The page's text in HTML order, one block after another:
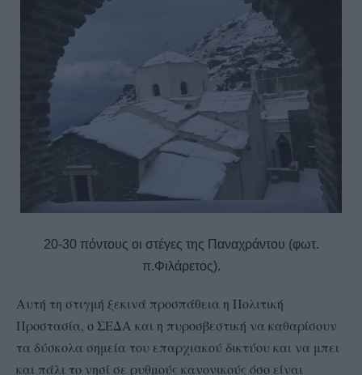
20-30 πόντους οι στέγες της Παναχράντου (φωτ.
π.Φιλάρετος).
Αυτή τη στιγμή ξεκινά προσπάθεια η Πολιτική
Προστασία, ο ΣΕΔΑ και η πυροσβεστική να καθαρίσουν
τα δύσκολα σημεία του επαρχιακού δικτύου και να μπει
και πάλι το νησί σε ρυθμούς κανονικούς όσο είναι